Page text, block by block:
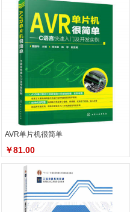
AVR单片机很简单
￥81.00